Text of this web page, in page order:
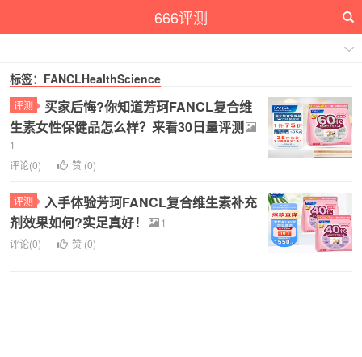
666评测
标签：FANCLHealthScience
评测
买家后悔?你知道芳珂FANCL复合维
生素女性保健品怎么样？来看30日量评测
1
评论(0)
赞 (0)
评测
入手体验芳珂FANCL复合维生素补充
剂效果如何?实足真好！
1
评论(0)
赞 (0)